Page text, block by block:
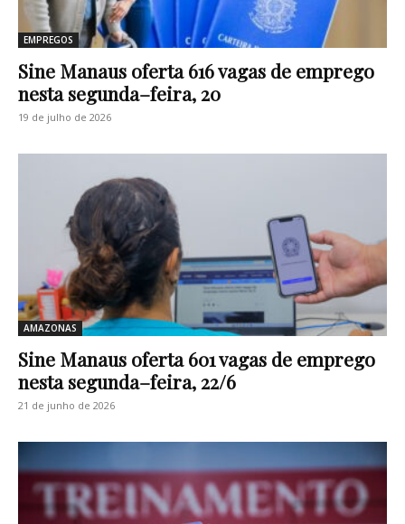
EMPREGOS
Sine Manaus oferta 616 vagas de emprego
nesta segunda–feira, 20
19 de julho de 2026
AMAZONAS
Sine Manaus oferta 601 vagas de emprego
nesta segunda–feira, 22/6
21 de junho de 2026